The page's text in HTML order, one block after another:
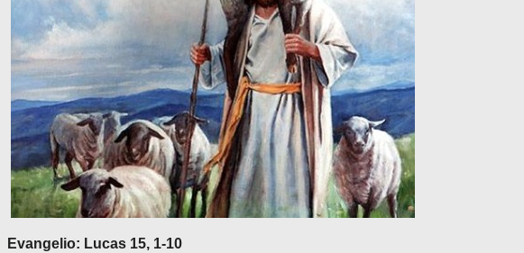
Evangelio: Lucas 15, 1-10